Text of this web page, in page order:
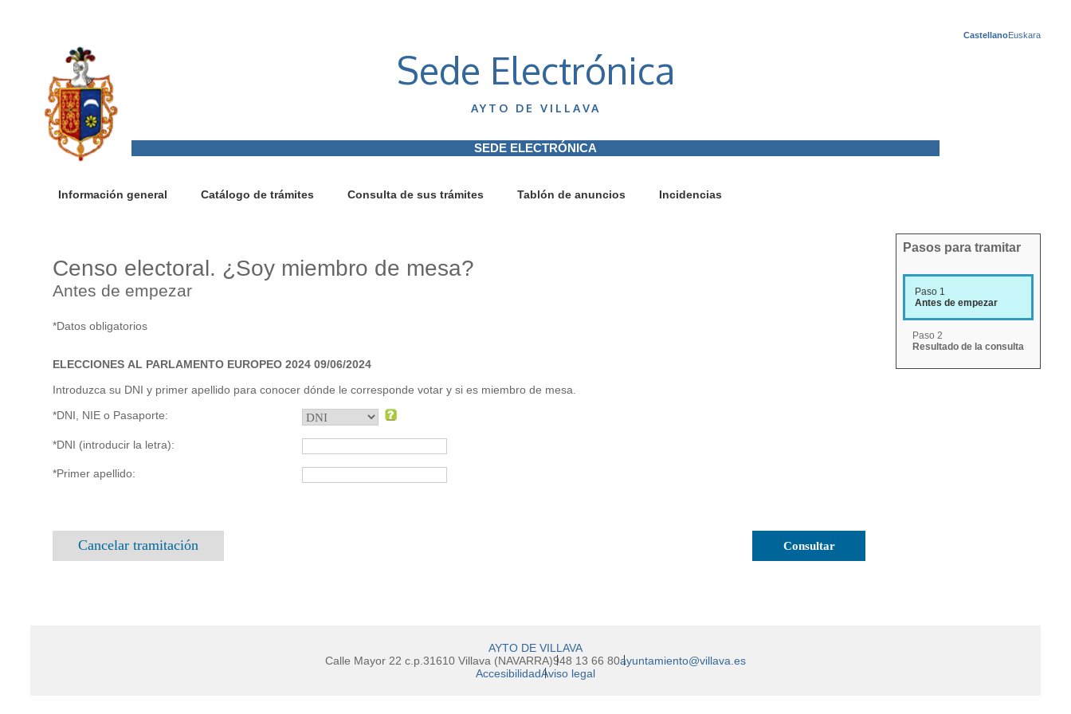
CastellanoEuskara
Sede Electrónica
AYTO DE VILLAVA
SEDE ELECTRÓNICA
Información general Catálogo de trámites Consulta de sus trámites Tablón de anuncios Incidencias
Censo electoral. ¿Soy miembro de mesa?
Antes de empezar
*Datos obligatorios
ELECCIONES AL PARLAMENTO EUROPEO 2024 09/06/2024
Introduzca su DNI y primer apellido para conocer dónde le corresponde votar y si es miembro de mesa.
*DNI, NIE o Pasaporte:
*DNI (introducir la letra):
*Primer apellido:
Cancelar tramitación
Pasos para tramitar
Paso 1
Antes de empezar
Paso 2
Resultado de la consulta
AYTO DE VILLAVA
Calle Mayor 22 c.p.31610 Villava (NAVARRA)948 13 66 80ayuntamiento@villava.es
AccesibilidadAviso legal